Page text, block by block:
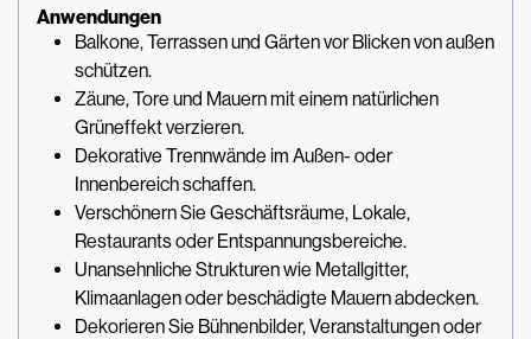
Anwendungen
Balkone, Terrassen und Gärten vor Blicken von außen
schützen.
Zäune, Tore und Mauern mit einem natürlichen
Grüneffekt verzieren.
Dekorative Trennwände im Außen- oder
Innenbereich schaffen.
Verschönern Sie Geschäftsräume, Lokale,
Restaurants oder Entspannungsbereiche.
Unansehnliche Strukturen wie Metallgitter,
Klimaanlagen oder beschädigte Mauern abdecken.
Dekorieren Sie Bühnenbilder, Veranstaltungen oder